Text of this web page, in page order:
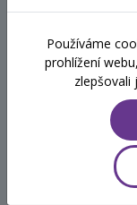
PR a
Hodinová
Používáme
prohlížení
zlepšovali